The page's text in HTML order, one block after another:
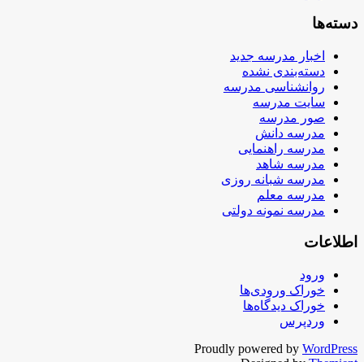
دسته‌ها
اخبار مدرسه جدید
دسته‌بندی نشده
روانشناسی مدرسه
سایت مدرسه
صور مدرسه
مدرسه دانش
مدرسه راهنمایی
مدرسه شاهد
مدرسه شبانه روزی
مدرسه معلم
مدرسه نمونه دولتی
اطلاعات
ورود
خوراک ورودی‌ها
خوراک دیدگاه‌ها
وردپرس
Proudly powered by WordPress